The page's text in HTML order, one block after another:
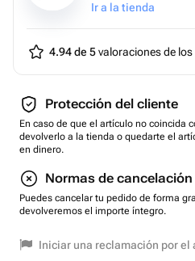
Ir a la tienda
4.94 de 5valoraciones de
Protección del cliente
En caso de que el artículo no coincida
devolverlo a la tienda o quedarte el
en dinero.
Normas de cancelación
Puedes cancelar tu pedido de forma
devolveremos el importe íntegro.
Iniciar una reclamación por el